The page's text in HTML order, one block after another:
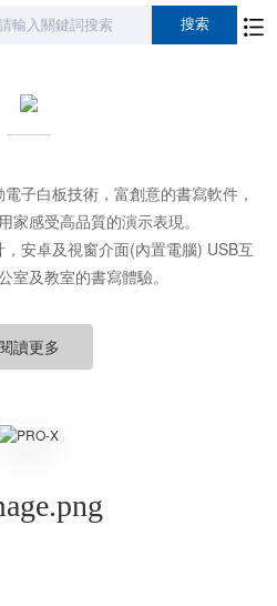
子白板技術，富創意的書寫軟件，
家感受高品質的演示表現。
安卓及視窗介面(內置電腦) USB互
室及教室的書寫體驗。
讀更多